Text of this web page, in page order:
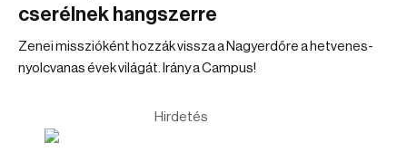
cserélnek hangszerre
Zenei misszióként hozzák vissza a Nagyerdőre a hetvenes-
nyolcvanas évek világát. Irány a Campus!
Hirdetés